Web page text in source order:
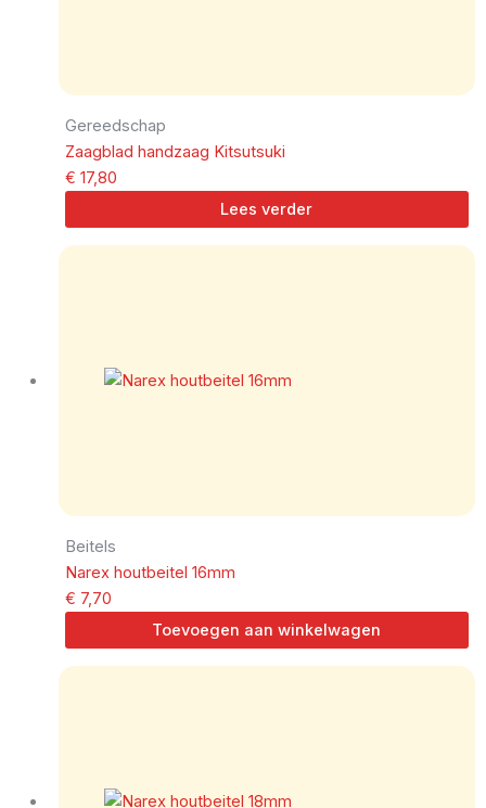
Gereedschap
Zaagblad handzaag Kitsutsuki
€ 17,80
Lees verder
Beitels
Narex houtbeitel 16mm
€ 7,70
Toevoegen aan winkelwagen